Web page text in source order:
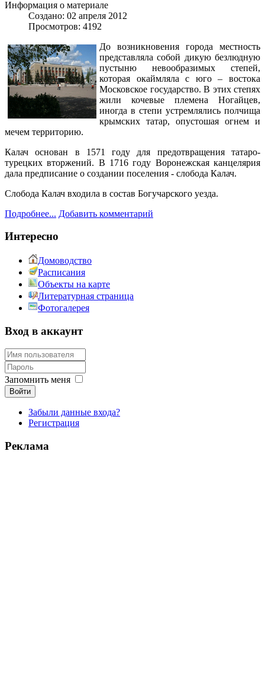
Информация о материале
Создано: 02 апреля 2012
Просмотров: 4192
До возникновения города местность
представляла собой дикую безлюдную
пустыню невообразимых степей,
которая окаймляла с юго – востока
Московское государство. В этих степях
жили кочевые племена Ногайцев,
иногда в степи устремлялись полчища
крымских татар, опустошая огнем и
мечем территорию.
Калач основан в 1571 году для предотвращения татаро-
турецких вторжений. В 1716 году Воронежская канцелярия
дала предписание о создании поселения - слобода Калач.
Слобода Калач входила в состав Богучарского уезда.
Подробнее... Добавить комментарий
Интересно
Домоводство
Расписания
Объекты на карте
Литературная страница
Фотогалерея
Вход в аккаунт
Запомнить меня
Войти
Забыли данные входа?
Регистрация
Реклама